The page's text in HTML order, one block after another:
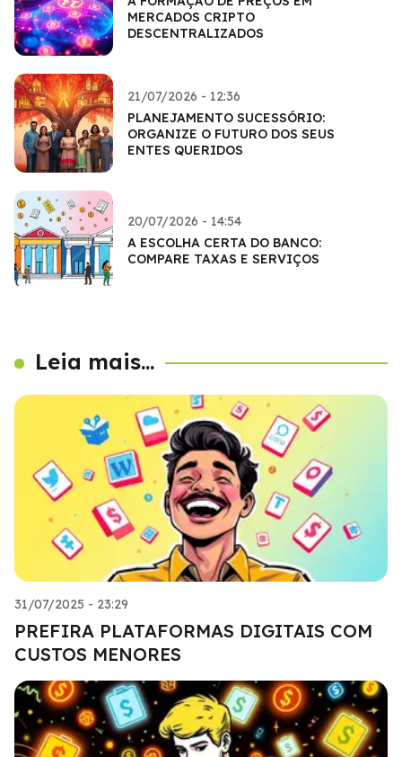
MERCADOS CRIPTO
DESCENTRALIZADOS
21/07/2026 - 12:36
PLANEJAMENTO SUCESSÓRIO:
ORGANIZE O FUTURO DOS SEUS
ENTES QUERIDOS
20/07/2026 - 14:54
A ESCOLHA CERTA DO BANCO:
COMPARE TAXAS E SERVIÇOS
Leia mais...
31/07/2025 - 23:29
PREFIRA PLATAFORMAS DIGITAIS COM
CUSTOS MENORES